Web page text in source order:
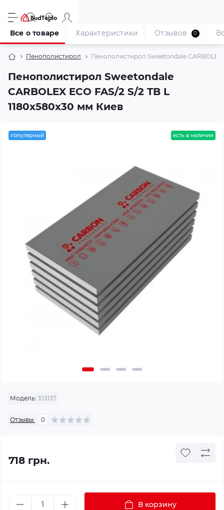
Пенополистирол Пенополистирол Sweetondale CARBOLEX
Пенополистирол Sweetondale
CARBOLEX ECO FAS/2 S/2 TB L
1180x580x30 мм Киев
Все о товаре Характеристики Отзывов 0
популярный есть в наличии
Модель: 103137
Отзывы: 0
718 грн.
В корзину